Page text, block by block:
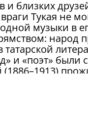
и близких
Тукая не
музыки в
народ
и «поэт» были
(1886–1913)